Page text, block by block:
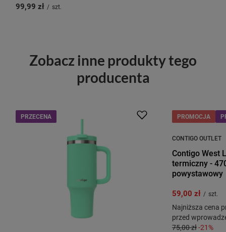
99,99 zł / szt.
Zobacz inne produkty tego
producenta
PRZECENA PROMOCJA
CONTIGO OUTLET
Contigo West
termiczny -
powystawowy
59,00 zł / szt.
Najniższa cena
przed
75,00 zł-21%